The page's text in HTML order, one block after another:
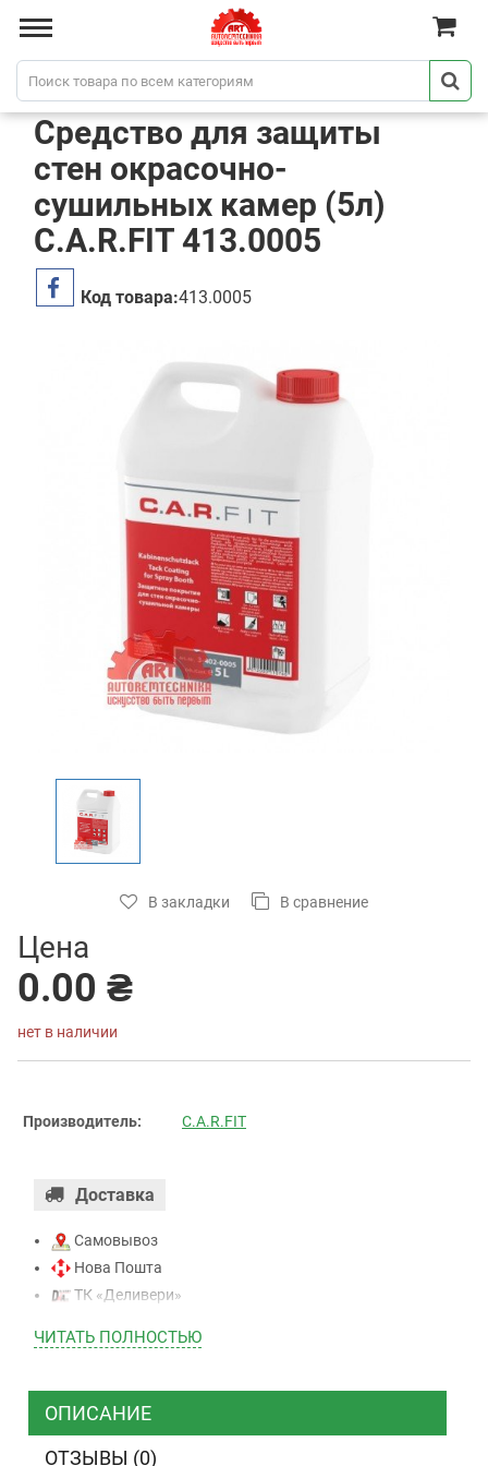
Средство для защиты
стен окрасочно-
сушильных камер (5л)
C.A.R.FIT 413.0005
Код товара:413.0005
В закладки В сравнение
Цена
0.00 ₴
нет в наличии
Производитель: C.A.R.FIT
Доставка
Самовывоз
Нова Пошта
ТК «Деливери»
ТК “Justin”
ТК ”УкрПочта”
ЧИТАТЬ ПОЛНОСТЬЮ
ОПИСАНИЕ
ОТЗЫВЫ (0)